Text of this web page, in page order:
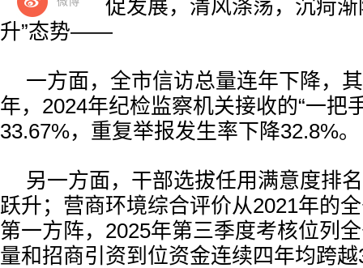
实、抓效能促发展，清风涤荡，沉疴
升”态势——
一方面，全市信访总量连年下降，
年，2024年纪检监察机关接收的“一把
33.67%，重复举报发生率下降32.8%。
另一方面，干部选拔任用满意度排
跃升；营商环境综合评价从2021年的
第一方阵，2025年第三季度考核位列
量和招商引资到位资金连续四年均跨